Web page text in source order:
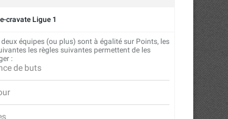
Mondial : Abidjan
deux tournois...
25/11/2025
Tennis de table –
Vétérans 2024-
cravate Ligue 1
deux équipes (ou plus) sont à égalité sur Points, les
les règles suivantes permettent de les
:
de buts